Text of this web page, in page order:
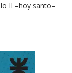
II –hoy santo–